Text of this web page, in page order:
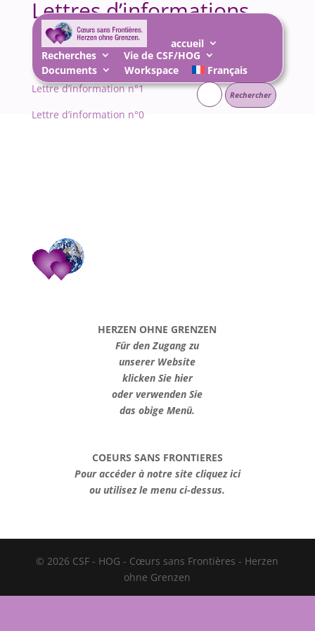
accueil
Recherches
Vie de CSF/HOG
Documents
Workspace
Français
Rechercher :
Lettres d’informations
5 Août 2008|pré-Corbeille
Lettre d’information n°1
Lettre d’information n°0
HERZEN OHNE GRENZEN
Für den Zugang zu
unserer Website
klicken Sie hier
oder verwenden Sie
das obige Menü.
COEURS SANS FRONTIERES
Pour accéder à notre site cliquez ici
ou utilisez le menu ci-dessus.
© 2026 CSF - HOG - Cœurs sans Frontières - Herzen
ohne Grenzen